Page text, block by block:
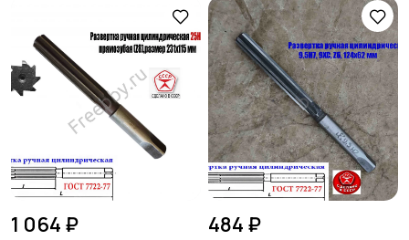
1 064 ₽ 484 ₽